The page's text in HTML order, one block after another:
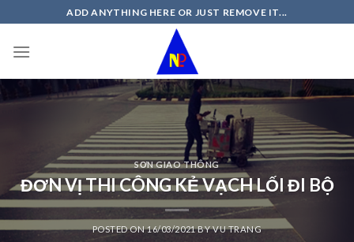
to
content
ADD ANYTHING HERE OR JUST REMOVE IT...
SƠN GIAO THÔNG
ĐƠN VỊ THI CÔNG KẺ VẠCH LỐI ĐI BỘ
POSTED ON16/03/2021BYVU TRANG